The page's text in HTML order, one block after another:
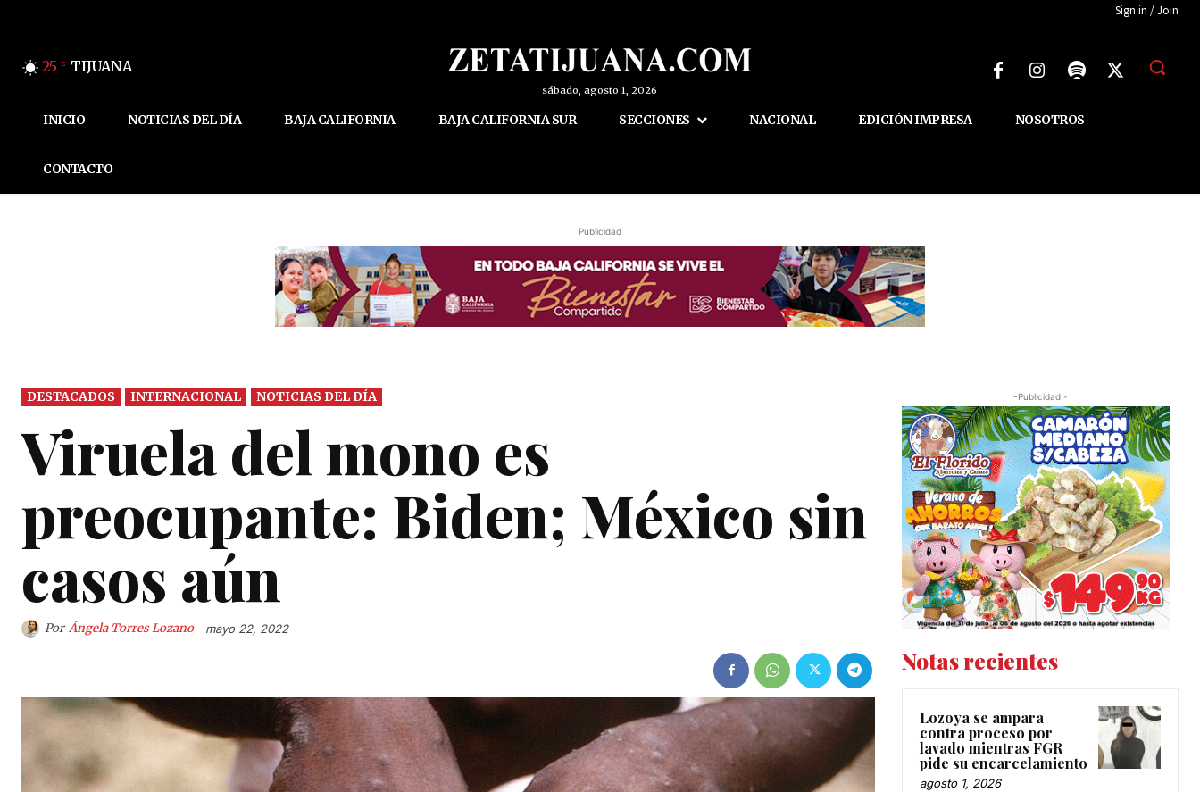
Sign in / Join
25 C TIJUANA
sábado, agosto 1, 2026
INICIO NOTICIAS DEL DÍA BAJA CALIFORNIA BAJA CALIFORNIA SUR SECCIONES NACIONAL EDICIÓN IMPRESA NOSOTROS
CONTACTO
Publicidad
DESTACADOS INTERNACIONAL NOTICIAS DEL DÍA
Viruela del mono es
preocupante: Biden; México sin
casos aún
Por Ángela Torres Lozano mayo 22, 2022
-Publicidad -
Notas recientes
Lozoya se ampara
contra proceso por
lavado mientras FGR
pide su encarcelamiento
agosto 1, 2026